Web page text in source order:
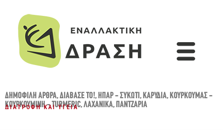
ΔΗΜΟΦΙΛΉ ΆΡΘΡΑ,ΔΙΆΒΑΣΈ ΤΟ!,ΗΠΑΡ - ΣΥΚΏΤΙ,ΚΑΡΎΔΙΑ,ΚΟΥΡΚΟΥΜΆΣ -
ΚΟΥΡΚΟΥΜΊΝΗ - TURMERIC,ΛΑΧΑΝΙΚΆ,ΠΑΝΤΖΆΡΙΑ
ΔΙΑΤΡΟΦΉ ΚΑΙ ΥΓΕΊΑ